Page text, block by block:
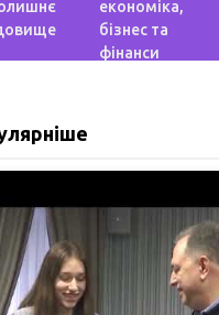
економіка,
бізнес та
фінанси